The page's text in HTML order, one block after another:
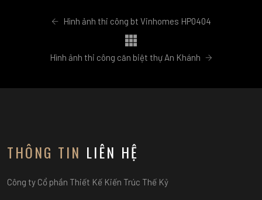
Hình ảnh thi công bt Vinhomes HP0404
Hình ảnh thi công căn biệt thự An Khánh
THÔNG TIN LIÊN HỆ
Công ty Cổ phần Thiết Kế Kiến Trúc Thế Kỷ